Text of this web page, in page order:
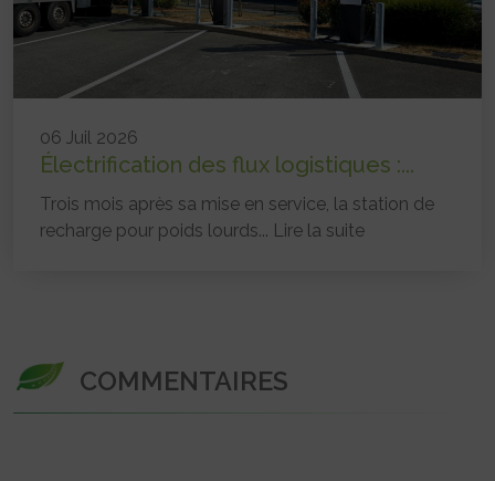
06 Juil 2026
Électrification des flux logistiques :...
Trois mois après sa mise en service, la station de
recharge pour poids lourds... Lire la suite
COMMENTAIRES